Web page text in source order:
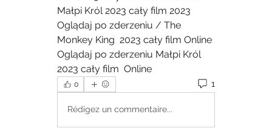
Małpi Król 2023 cały film 2023
Oglądaj po zderzeniu / The
Monkey King  2023 cały film Online
Oglądaj po zderzeniu Małpi Król
2023 cały film  Online
0 1
Rédigez un commentaire...